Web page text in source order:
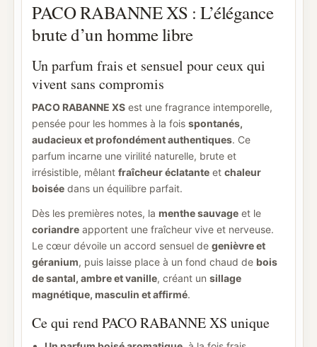
PACO RABANNE XS : L’élégance
brute d’un homme libre
Un parfum frais et sensuel pour ceux qui
vivent sans compromis
PACO RABANNE XS est une fragrance intemporelle,
pensée pour les hommes à la fois spontanés,
audacieux et profondément authentiques. Ce
parfum incarne une virilité naturelle, brute et
irrésistible, mêlant fraîcheur éclatante et chaleur
boisée dans un équilibre parfait.
Dès les premières notes, la menthe sauvage et le
coriandre apportent une fraîcheur vive et nerveuse.
Le cœur dévoile un accord sensuel de genièvre et
géranium, puis laisse place à un fond chaud de bois
de santal, ambre et vanille, créant un sillage
magnétique, masculin et affirmé.
Ce qui rend PACO RABANNE XS unique